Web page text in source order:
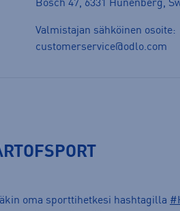
Bösch 47, 6331 Hünenberg,
Valmistajan sähköinen osoite:
customerservice@odlo.com
oma sporttihetkesi hashtagilla